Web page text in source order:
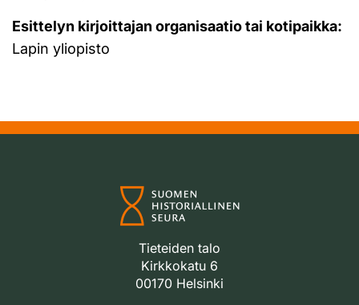
Esittelyn kirjoittajan organisaatio tai kotipaikka:
Lapin yliopisto
Tieteiden talo
Kirkkokatu 6
00170 Helsinki